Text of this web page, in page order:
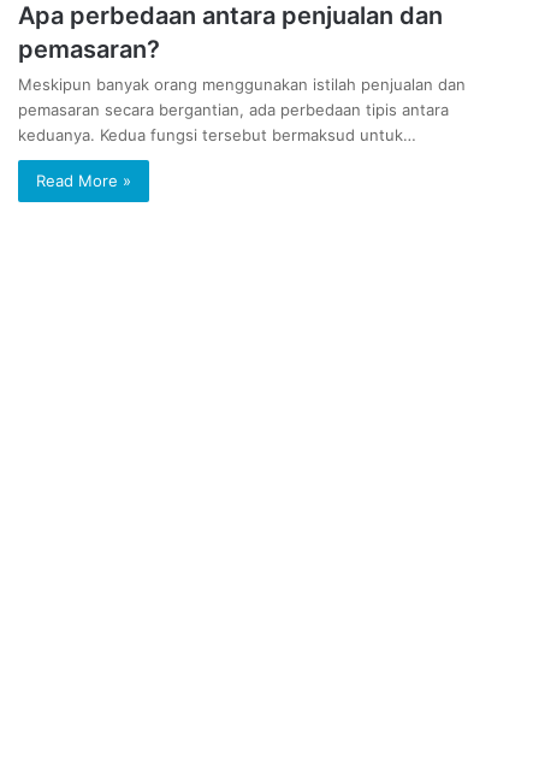
Apa perbedaan antara penjualan dan
pemasaran?
Meskipun banyak orang menggunakan istilah penjualan dan
pemasaran secara bergantian, ada perbedaan tipis antara
keduanya. Kedua fungsi tersebut bermaksud untuk…
Read More »